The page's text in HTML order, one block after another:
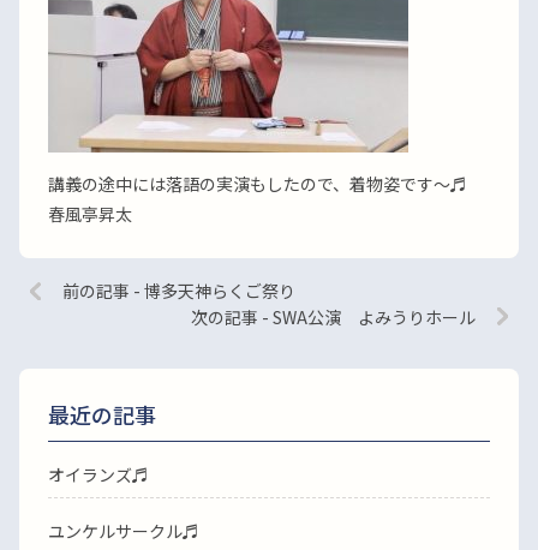
講義の途中には落語の実演もしたので、着物姿です〜♬
春風亭昇太
前の記事 - 博多天神らくご祭り
次の記事 - SWA公演 よみうりホール
最近の記事
オイランズ♬
ユンケルサークル♬